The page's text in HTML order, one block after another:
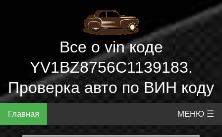
Все о vin коде
YV1BZ8756C1139183.
Проверка авто по ВИН коду
Главная МЕНЮ ☰